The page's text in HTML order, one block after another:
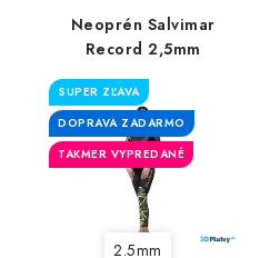
Neoprén Salvimar
Record 2,5mm
SUPER ZĽAVA
DOPRAVA ZADARMO
TAKMER VYPREDANÉ
2.5mm